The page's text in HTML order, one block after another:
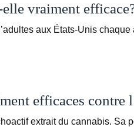
vraiment
aux États-Unis
efficaces contre
extrait du cannabis.